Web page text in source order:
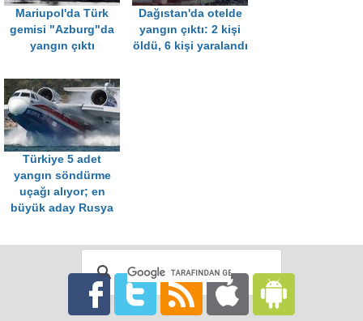
Mariupol'da Türk
gemisi "Azburg"da
yangın çıktı
Dağıstan'da otelde
yangın çıktı: 2 kişi
öldü, 6 kişi yaralandı
Türkiye 5 adet
yangın söndürme
uçağı alıyor; en
büyük aday Rusya